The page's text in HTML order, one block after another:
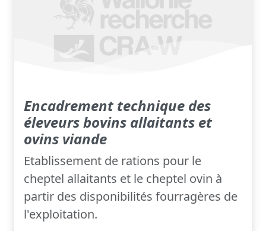
Encadrement technique des
éleveurs bovins allaitants et
ovins viande
Etablissement de rations pour le
cheptel allaitants et le cheptel ovin à
partir des disponibilités fourragères de
l'exploitation.